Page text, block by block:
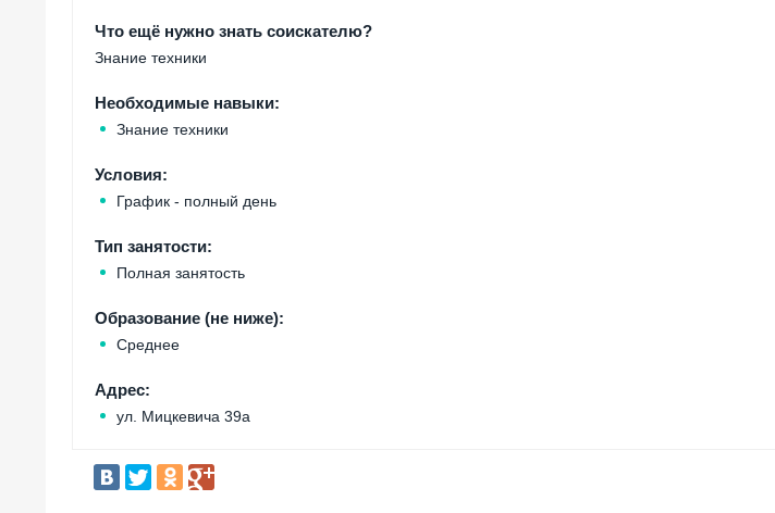
Что ещё нужно знать соискателю?
Знание техники
Необходимые навыки:
Знание техники
Условия:
График - полный день
Тип занятости:
Полная занятость
Образование (не ниже):
Среднее
Адрес:
ул. Мицкевича 39а